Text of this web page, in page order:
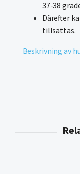
37-38
Därefter
tillsättas.
Beskrivning av